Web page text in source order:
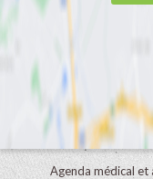
Agenda médical et